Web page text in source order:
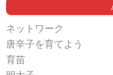
ネットワーク
唐辛子を育てよう
育苗